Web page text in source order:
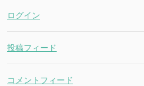
ログイン
投稿フィード
コメントフィード